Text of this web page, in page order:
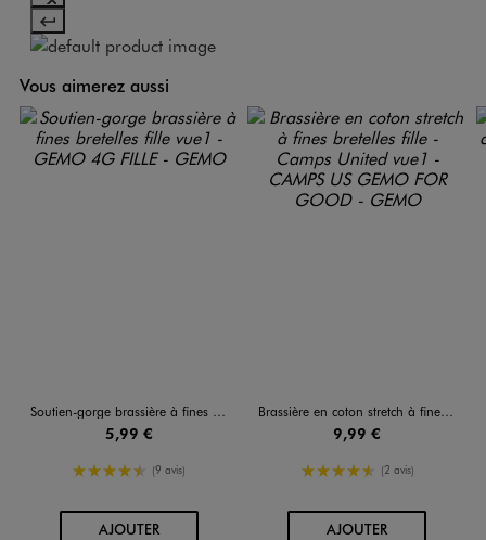
Vous aimerez aussi
Soutien-gorge brassière à fines bretelles fille
5,99 €
4.5/5 de moyenne
(9 avis)
AJOUTERAU PANIER
Brassière en coton stretch à fines bretelles fille - Camps United
9,99 €
4.5/5 de moyenne
(2 avis)
AJOUTERAU PANIER